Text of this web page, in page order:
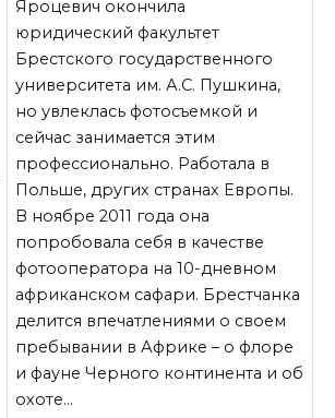
Яроцевич окончила
юридический факультет
Брестского государственного
университета им. А.С. Пушкина,
но увлеклась фотосъемкой и
сейчас занимается этим
профессионально. Работала в
Польше, других странах Европы.
В ноябре 2011 года она
попробовала себя в качестве
фотооператора на 10-дневном
африканском сафари. Брестчанка
делится впечатлениями о своем
пребывании в Африке – о флоре
и фауне Черного континента и об
охоте…